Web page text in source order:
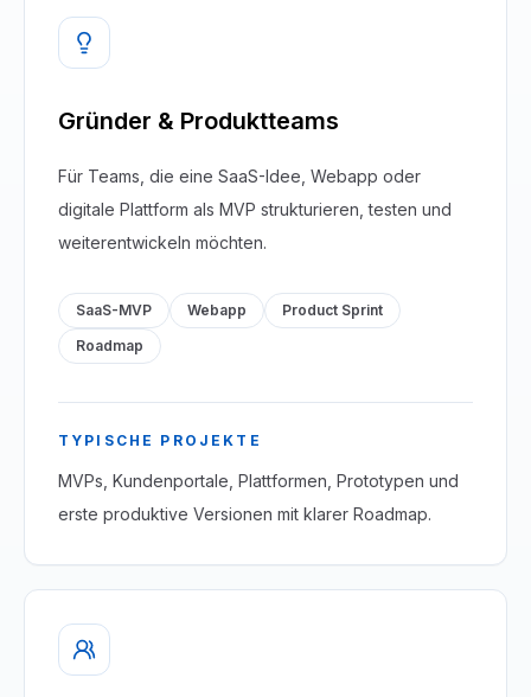
Gründer & Produktteams
Für Teams, die eine SaaS-Idee, Webapp oder
digitale Plattform als MVP strukturieren, testen und
weiterentwickeln möchten.
SaaS-MVP Webapp
Product Sprint
Roadmap
TYPISCHE PROJEKTE
MVPs, Kundenportale, Plattformen, Prototypen und
erste produktive Versionen mit klarer Roadmap.